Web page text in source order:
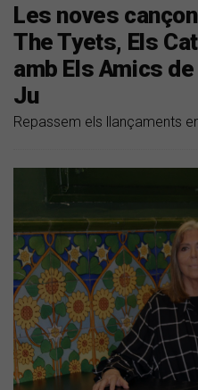
Les noves
The Tyets, Els
amb Els Amics
Ju
Repassem els llançaments